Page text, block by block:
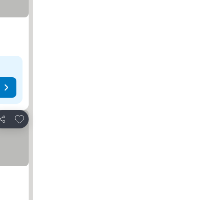
Teilen
Zu Favoriten hinzufügen